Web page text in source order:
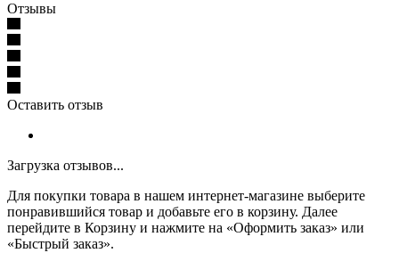
Отзывы
Оставить отзыв
Загрузка отзывов...
Для покупки товара в нашем интернет-магазине выберите
понравившийся товар и добавьте его в корзину. Далее
перейдите в Корзину и нажмите на «Оформить заказ» или
«Быстрый заказ».